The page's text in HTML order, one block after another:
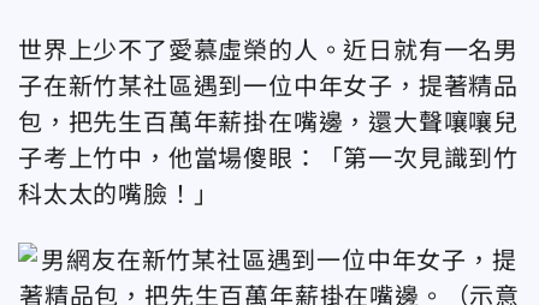
世界上少不了愛慕虛榮的人。近日就有一名男
子在新竹某社區遇到一位中年女子，提著精品
包，把先生百萬年薪掛在嘴邊，還大聲嚷嚷兒
子考上竹中，他當場傻眼：「第一次見識到竹
科太太的嘴臉！」